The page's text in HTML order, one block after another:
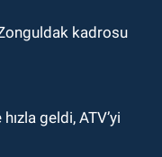
kadrosu
geldi, ATV’yi